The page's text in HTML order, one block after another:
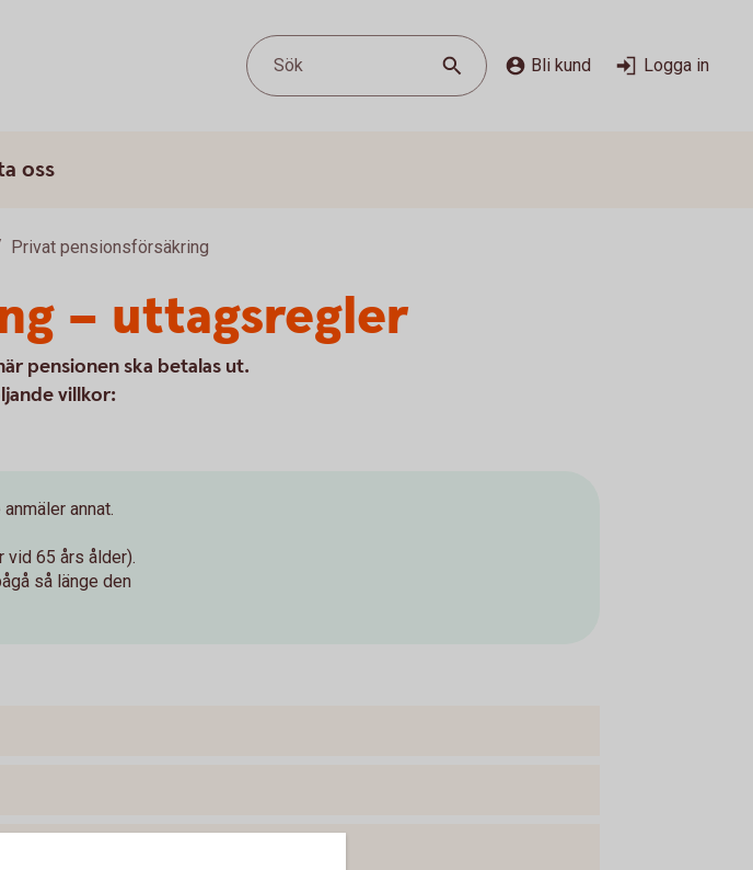
Sök Bli kund Logga in
oss
Privat pensionsförsäkring
– uttagsregler
pensionen ska betalas ut.
villkor:
annat.
vid 65 års ålder).
så länge den